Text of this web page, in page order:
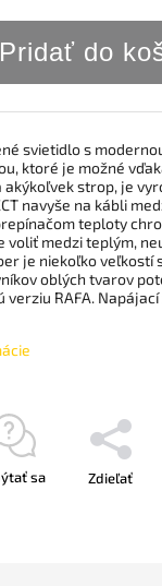
Pridať do
svietidlo s
ktoré je možné
strop, je
navyše na kábli
teploty
voliť medzi teplým,
je niekoľko veľkostí
oblých tvarov
verziu RAFA.
sa Zdieľať